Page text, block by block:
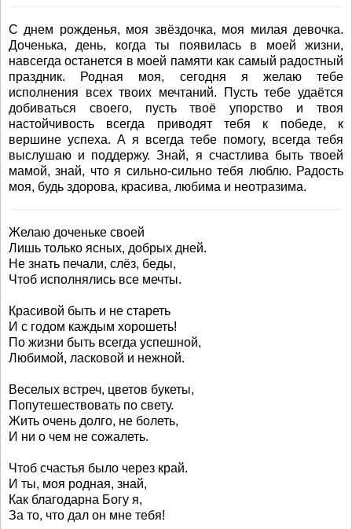
С днем рожденья, моя звёздочка, моя милая девочка.
Доченька, день, когда ты появилась в моей жизни,
навсегда останется в моей памяти как самый радостный
праздник. Родная моя, сегодня я желаю тебе
исполнения всех твоих мечтаний. Пусть тебе удаётся
добиваться своего, пусть твоё упорство и твоя
настойчивость всегда приводят тебя к победе, к
вершине успеха. А я всегда тебе помогу, всегда тебя
выслушаю и поддержу. Знай, я счастлива быть твоей
мамой, знай, что я сильно-сильно тебя люблю. Радость
моя, будь здорова, красива, любима и неотразима.
Желаю доченьке своей
Лишь только ясных, добрых дней.
Не знать печали, слёз, беды,
Чтоб исполнялись все мечты.
Красивой быть и не стареть
И с годом каждым хорошеть!
По жизни быть всегда успешной,
Любимой, ласковой и нежной.
Веселых встреч, цветов букеты,
Попутешествовать по свету.
Жить очень долго, не болеть,
И ни о чем не сожалеть.
Чтоб счастья было через край.
И ты, моя родная, знай,
Как благодарна Богу я,
За то, что дал он мне тебя!